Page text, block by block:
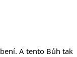
A tento Bůh tak